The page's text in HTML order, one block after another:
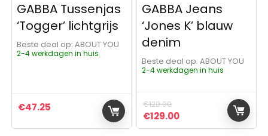
GABBA Tussenjas
‘Togger’ lichtgrijs
Beste deal op:
ABOUT YOU
2-4 werkdagen in huis
€47.25
GABBA Jeans
‘Jones K’ blauw
denim
Beste deal op:
ABOUT YOU
2-4 werkdagen in huis
€129.00
Oorspronkelijke prijs was:
€129.00Huidige prijs is: